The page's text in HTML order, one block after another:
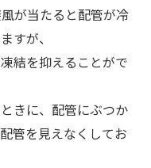
が当たると配管が冷
すが、
結を抑えることがで
きに、配管にぶつか
管を見えなくしてお